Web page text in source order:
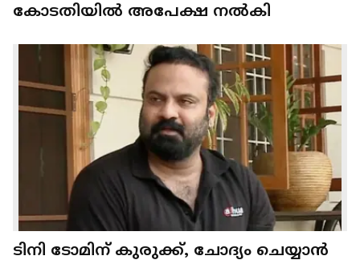
കോടതിയിൽ അപേക്ഷ നൽകി
ടിനി ടോമിന് കുരുക്ക്, ചോദ്യം ചെയ്യാൻ